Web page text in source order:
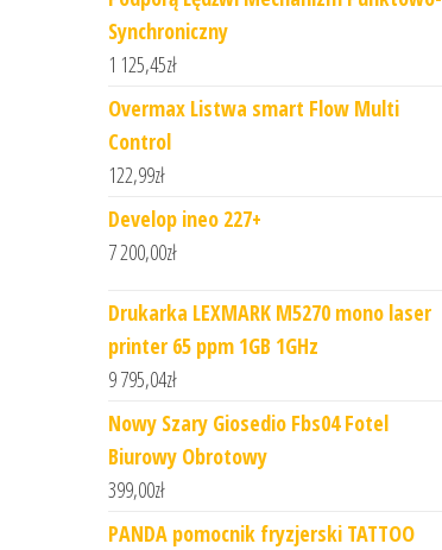
Synchroniczny
1 125,45zł
Overmax Listwa smart Flow Multi
Control
122,99zł
Develop ineo 227+
7 200,00zł
Drukarka LEXMARK M5270 mono laser
printer 65 ppm 1GB 1GHz
9 795,04zł
Nowy Szary Giosedio Fbs04 Fotel
Biurowy Obrotowy
399,00zł
PANDA pomocnik fryzjerski TATTOO